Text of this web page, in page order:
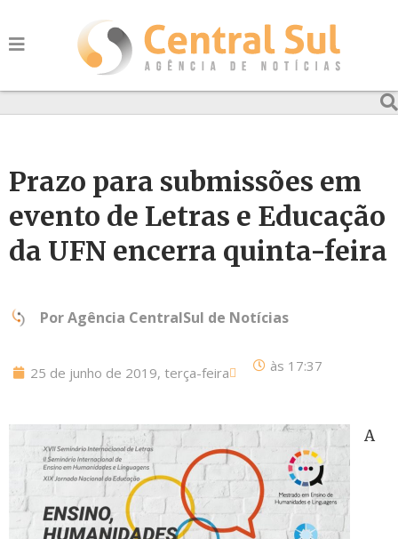
Prazo para submissões em
evento de Letras e Educação
da UFN encerra quinta-feira
PorAgência CentralSul de Notícias
25 de junho de 2019, terça-feira às 17:37
A